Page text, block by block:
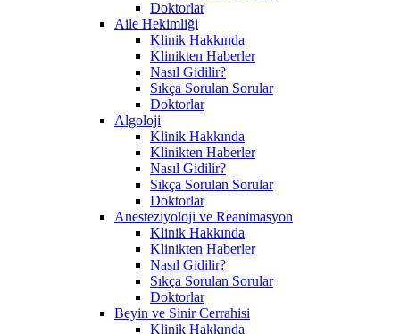
Doktorlar
Aile Hekimliği
Klinik Hakkında
Klinikten Haberler
Nasıl Gidilir?
Sıkça Sorulan Sorular
Doktorlar
Algoloji
Klinik Hakkında
Klinikten Haberler
Nasıl Gidilir?
Sıkça Sorulan Sorular
Doktorlar
Anesteziyoloji ve Reanimasyon
Klinik Hakkında
Klinikten Haberler
Nasıl Gidilir?
Sıkça Sorulan Sorular
Doktorlar
Beyin ve Sinir Cerrahisi
Klinik Hakkında